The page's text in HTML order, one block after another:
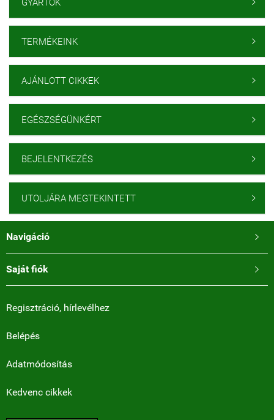
GYÁRTÓK 
TERMÉKEINK 
AJÁNLOTT CIKKEK 
EGÉSZSÉGÜNKÉRT 
BEJELENTKEZÉS 
UTOLJÁRA MEGTEKINTETT 
Navigáció 
Saját fiók 
Regisztráció, hírlevélhez
Belépés
Adatmódosítás
Kedvenc cikkek